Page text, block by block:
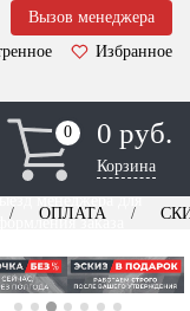
Вызов менеджера
Избранное
0
0 0 руб.
Корзина
менеджера для
заказа
ОПЛАТА